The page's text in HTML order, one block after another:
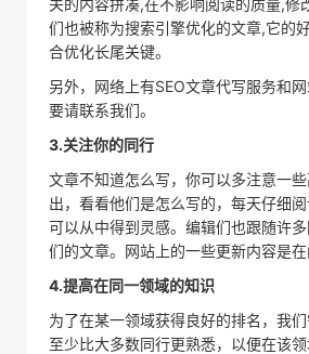
关的内容拼凑,在不影响阅读的质量,修
们也被称为搜索引擎优化的文章,它的
合优化长尾关键。
另外，网络上有SEO文章代写服务和
要请联系我们。
3.关注你的同行
文章不知道怎么写，你可以多注意一
出，看看他们是怎么写的，每天仔细
可以从中得到灵感。编辑们也跟随许
们的文章。网站上的一些更新内容是在
4.提高在同一领域的知识
为了在某一领域获得良好的排名，我们
至少比大多数同行更熟悉，以便在该领